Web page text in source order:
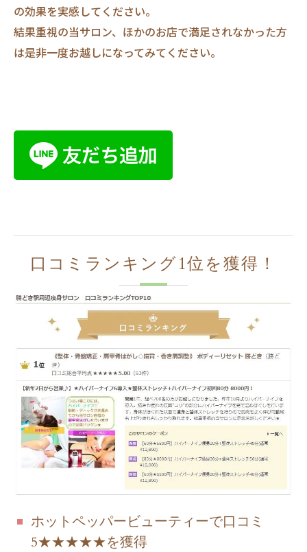
の効果を実感してください。
結果重視の当サロン、ほかのお店で満足されなかった方
は是非一度お越しになってみてください。
口コミランキング1位を獲得！
ホットペッパービューティーで口コミ
5★★★★★を獲得